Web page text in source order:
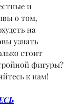
и
о том,
на
узнать
стоит
фигуры?
к нам!